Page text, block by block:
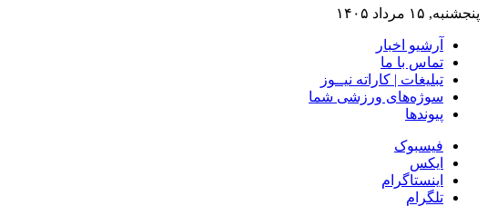
پنجشنبه, ۱۵ مرداد ۱۴۰۵
آرشیو اخبار
تماس‌ با‌ ما
تبلیغات | کاراته نیــوز
سوژه‌های ورزشی شما
پیوندها
فیسبوک
ایکس
اینستاگرام
تلگرام